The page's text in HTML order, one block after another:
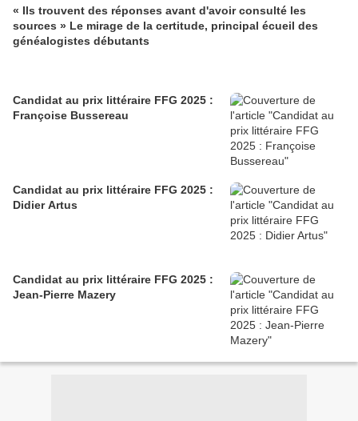
« Ils trouvent des réponses avant d'avoir consulté les
sources » Le mirage de la certitude, principal écueil des
généalogistes débutants
Candidat au prix littéraire FFG 2025 :
Françoise Bussereau
Candidat au prix littéraire FFG 2025 :
Didier Artus
Candidat au prix littéraire FFG 2025 :
Jean-Pierre Mazery